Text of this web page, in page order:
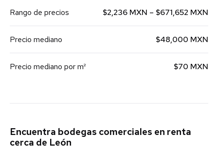
Rango de precios $2,236 MXN – $671,652 MXN
Precio mediano $48,000 MXN
Precio mediano por m² $70 MXN
Encuentra bodegas comerciales en renta
cerca de León